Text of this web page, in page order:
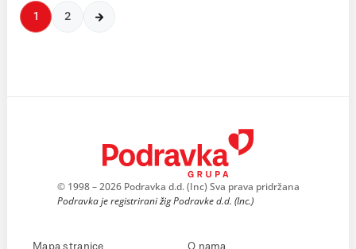
1 2
© 1998 – 2026 Podravka d.d. (Inc) Sva prava pridržana
Podravka je registrirani žig Podravke d.d. (Inc.)
Mapa stranice O nama